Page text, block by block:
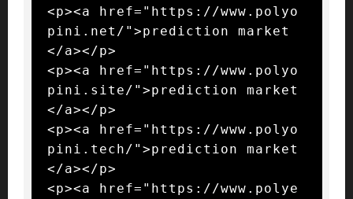
<p><a href="https://www.polyo
pini.net/">prediction market
</a></p>
<p><a href="https://www.polyo
pini.site/">prediction market
</a></p>
<p><a href="https://www.polyo
pini.tech/">prediction market
</a></p>
<p><a href="https://www.polye